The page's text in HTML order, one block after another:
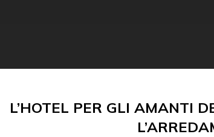
L’HOTEL PER GLI AMANTI